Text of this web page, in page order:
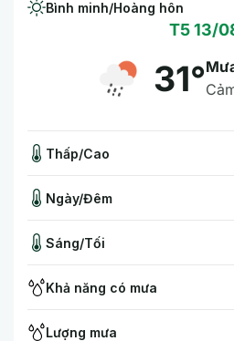
Bình minh/Hoàng hôn
T5 13/
31°
Thấp/Cao
Ngày/Đêm
Sáng/Tối
Khả năng có mưa
Lượng mưa